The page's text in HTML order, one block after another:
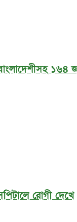
১৬৪
রোগী দেখে